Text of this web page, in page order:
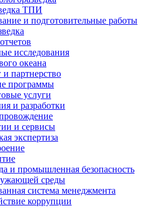
ТПИ
и подготовительные работы
исследования
океана
и партнерство
программы
услуги
и разработки
и сервисы
экспертиза
и промышленная безопасность
среды
система менеджмента
коррупции